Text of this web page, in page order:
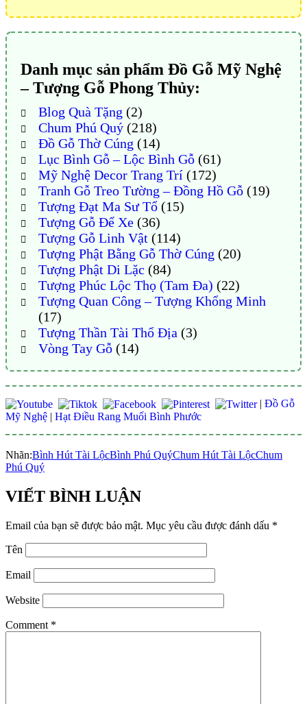
Danh mục sản phẩm Đồ Gỗ Mỹ Nghệ
– Tượng Gỗ Phong Thủy:
Blog Quà Tặng (2)
Chum Phú Quý(218)
Đồ Gỗ Thờ Cúng (14)
Lục Bình Gỗ – Lộc Bình Gỗ(61)
Mỹ Nghệ Decor Trang Trí(172)
Tranh Gỗ Treo Tường – Đồng Hồ Gỗ(19)
Tượng Đạt Ma Sư Tổ(15)
Tượng Gỗ Để Xe(36)
Tượng Gỗ Linh Vật(114)
Tượng Phật Bằng Gỗ Thờ Cúng (20)
Tượng Phật Di Lặc (84)
Tượng Phúc Lộc Thọ (Tam Đa) (22)
Tượng Quan Công – Tượng Khổng Minh
(17)
Tượng Thần Tài Thổ Địa (3)
Vòng Tay Gỗ(14)
| Đồ Gỗ
Mỹ Nghệ | Hạt Điều Rang Muối Bình Phước
Nhãn:Bình Hút Tài LộcBình Phú QuýChum Hút Tài LộcChum
Phú Quý
VIẾT BÌNH LUẬN
Email của bạn sẽ được bảo mật. Mục yêu cầu được đánh dấu *
Tên
Email
Website
Comment *